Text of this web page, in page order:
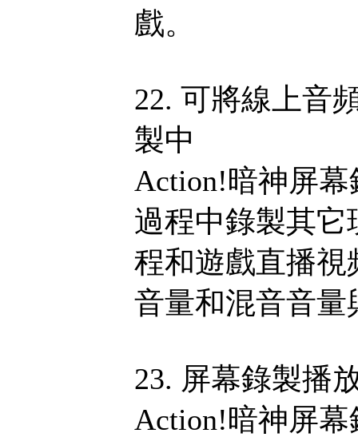
戲。
22. 可將線上音
製中
Action!暗神屏
過程中錄製其
程和遊戲直播
音量和混音音
23. 屏幕錄製播
Action!暗神屏